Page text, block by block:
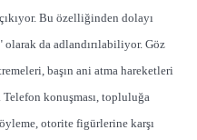
Bu özelliğinden dolayı
da adlandırılabiliyor. Göz
başın ani atma hareketleri
konuşması, topluluğa
otorite figürlerine karşı